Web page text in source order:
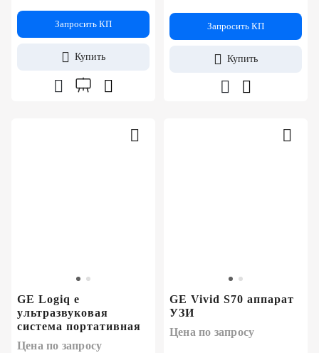
Запросить КП
Купить
Запросить КП
Купить
GE Logiq e
ультразвуковая
система портативная
Цена по запросу
GE Vivid S70 аппарат
УЗИ
Цена по запросу